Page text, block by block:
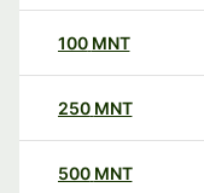
100 MNT
250 MNT
500 MNT